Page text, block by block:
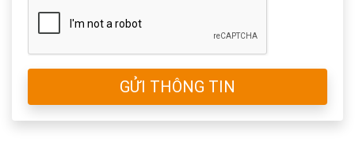
GỬI THÔNG TIN